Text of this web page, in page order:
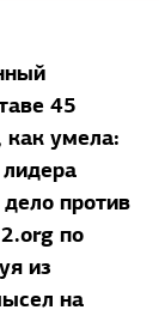
45
как умела:
против
по
из
на